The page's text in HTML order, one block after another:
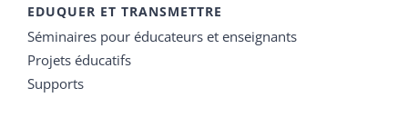
EDUQUER ET TRANSMETTRE
Séminaires pour éducateurs et enseignants
Projets éducatifs
Supports